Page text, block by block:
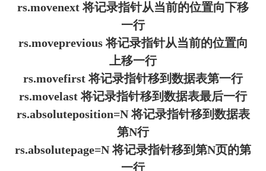
rs.movenext 将记录指针从当前的位置向下移
一行
rs.moveprevious 将记录指针从当前的位置向
上移一行
rs.movefirst 将记录指针移到数据表第一行
rs.movelast 将记录指针移到数据表最后一行
rs.absoluteposition=N 将记录指针移到数据表
第N行
rs.absolutepage=N 将记录指针移到第N页的第
一行